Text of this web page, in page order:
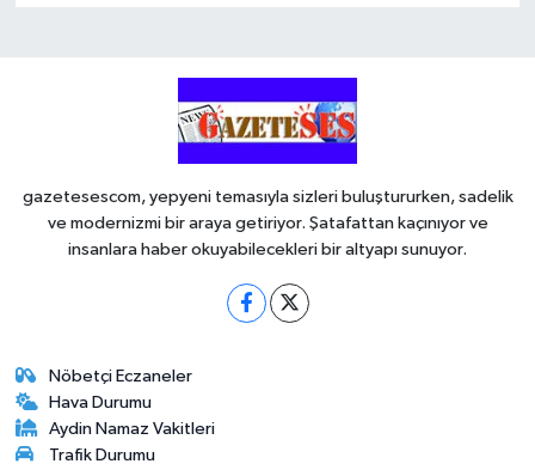
gazetesescom, yepyeni temasıyla sizleri buluştururken, sadelik
ve modernizmi bir araya getiriyor. Şatafattan kaçınıyor ve
insanlara haber okuyabilecekleri bir altyapı sunuyor.
Nöbetçi Eczaneler
Hava Durumu
Aydin Namaz Vakitleri
Trafik Durumu